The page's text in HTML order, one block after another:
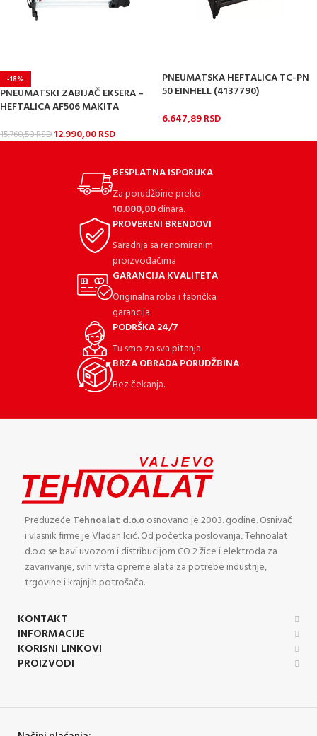
-18%
PNEUMATSKI ZABIJAČ EKSERA –
HEFTALICA AF506 MAKITA
15.760,50RSD 12.990,00RSD
PNEUMATSKA HEFTALICA TC-PN
50 EINHELL (4137790)
6.647,89RSD
BESPLATNA ISPORUKA
Za porudžbine preko
10.000,00dinara.
PROVERENI BRENDOVI
Saradnja sa renomiranim
proizvođačima
GARANCIJA KVALITETA
Originalna roba i fabrička
garancija
PODRŠKA 24/7
Tu smo za sva pitanja
BRZA OBRADA PORUDŽBINA
Bez čekanja.
Preduzeće Tehnoalat d.o.oosnovano je 2003. godine. Osnivač
i vlasnik firme je Vladan Icić. Od početka poslovanja, Tehnoalat
d.o.o se bavi uvozom i distribucijom CO 2 žice i elektroda za
zavarivanje, svih vrsta opreme alata za potrebe industrije,
trgovine i krajnjih potrošača.
KONTAKT
INFORMACIJE
KORISNI LINKOVI
PROIZVODI